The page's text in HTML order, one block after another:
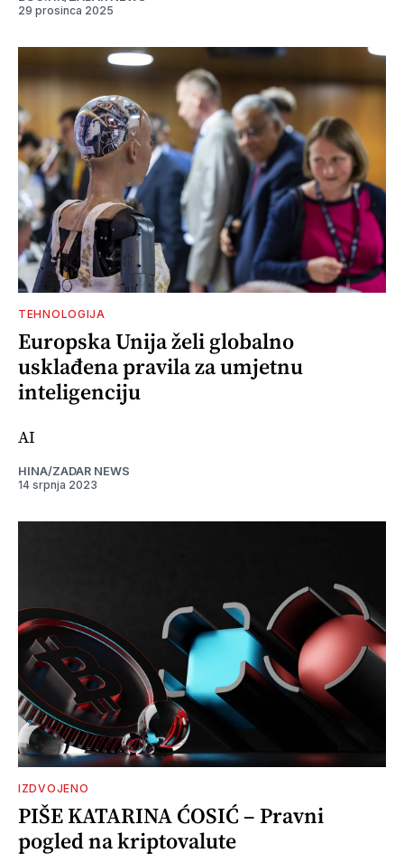
29 prosinca 2025
TEHNOLOGIJA
Europska Unija želi globalno
usklađena pravila za umjetnu
inteligenciju
AI
HINA/ZADAR NEWS
14 srpnja 2023
IZDVOJENO
PIŠE KATARINA ĆOSIĆ – Pravni
pogled na kriptovalute